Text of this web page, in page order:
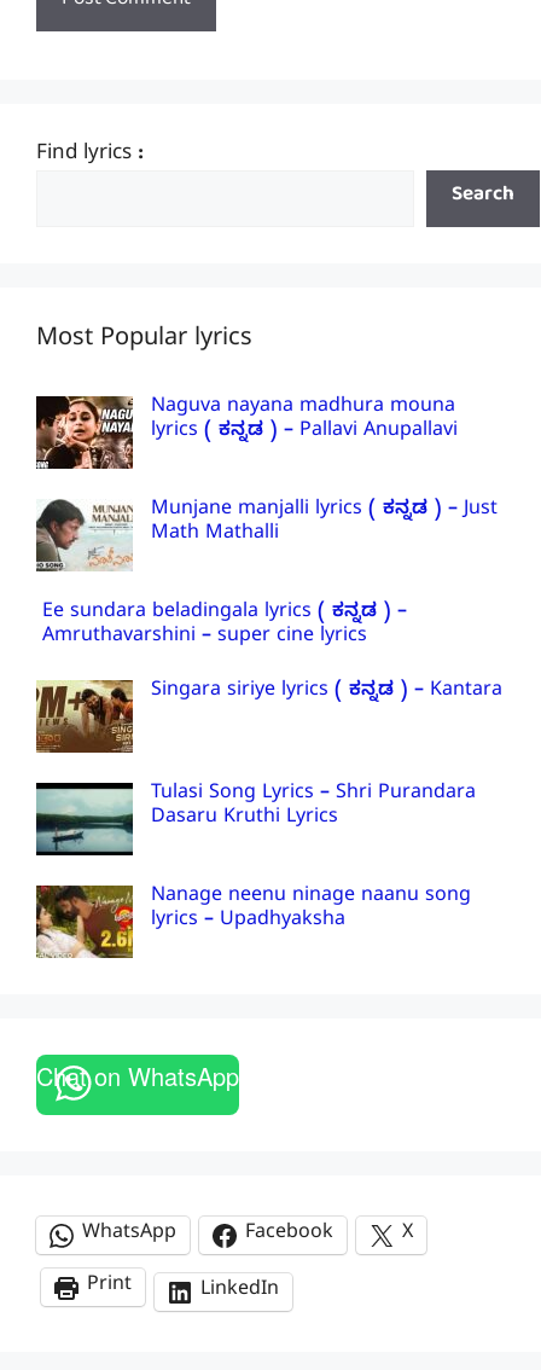
Find lyrics :
Search
Most Popular lyrics
Naguva nayana madhura mouna
lyrics ( ಕನ್ನಡ ) – Pallavi Anupallavi
Munjane manjalli lyrics ( ಕನ್ನಡ ) – Just
Math Mathalli
Ee sundara beladingala lyrics ( ಕನ್ನಡ ) –
Amruthavarshini – super cine lyrics
Singara siriye lyrics ( ಕನ್ನಡ ) – Kantara
Tulasi Song Lyrics – Shri Purandara
Dasaru Kruthi Lyrics
Nanage neenu ninage naanu song
lyrics – Upadhyaksha
Chat on WhatsApp
WhatsApp Facebook
X
Print
LinkedIn